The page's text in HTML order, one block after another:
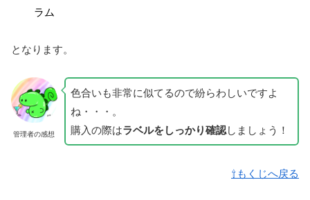
ラム
となります。
管理者の感想
色合いも非常に似てるので紛らわしいですよ
ね・・・。
購入の際はラベルをしっかり確認しましょう！
⇧もくじへ戻る